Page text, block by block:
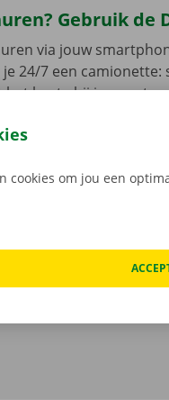
Gebruik de
via jouw
24/7 een
beste bij jou past
app voor
cookies om jou een